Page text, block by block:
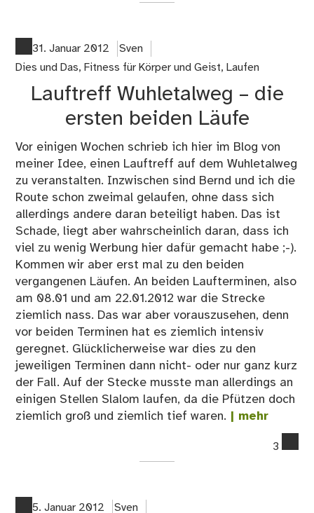
31. Januar 2012
Sven
Dies und Das, Fitness für Körper und Geist, Laufen
Lauftreff Wuhletalweg – die
ersten beiden Läufe
Vor einigen Wochen schrieb ich hier im Blog von
meiner Idee, einen Lauftreff auf dem Wuhletalweg
zu veranstalten. Inzwischen sind Bernd und ich die
Route schon zweimal gelaufen, ohne dass sich
allerdings andere daran beteiligt haben. Das ist
Schade, liegt aber wahrscheinlich daran, dass ich
viel zu wenig Werbung hier dafür gemacht habe ;-).
Kommen wir aber erst mal zu den beiden
vergangenen Läufen. An beiden Laufterminen, also
am 08.01 und am 22.01.2012 war die Strecke
ziemlich nass. Das war aber vorauszusehen, denn
vor beiden Terminen hat es ziemlich intensiv
geregnet. Glücklicherweise war dies zu den
jeweiligen Terminen dann nicht- oder nur ganz kurz
der Fall. Auf der Stecke musste man allerdings an
einigen Stellen Slalom laufen, da die Pfützen doch
ziemlich groß und ziemlich tief waren. | mehr
3
5. Januar 2012 Sven